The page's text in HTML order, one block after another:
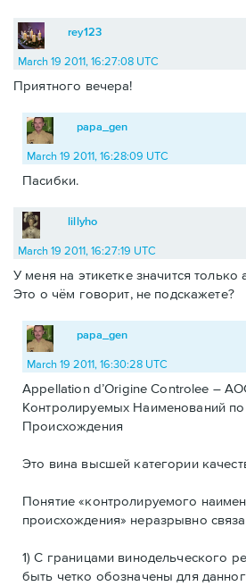
rey123
March 19 2011, 16:27:08 UTC
Приятного вечера!
papa_gen
March 19 2011, 16:28:09 UTC
Пасибки.
lillyho
March 19 2011, 16:27:19 UTC
У меня на этикетке значится
Это о чём говорит, не подскажете?
papa_gen
March 19 2011, 16:30:28 UTC
Appellation d’Origine Controlee –
Контролируемых Наименований
Происхождения
Это вина высшей категории
Понятие «контролируемого
происхождения» неразрывно
1) С границами винодельческого
быть четко обозначены для